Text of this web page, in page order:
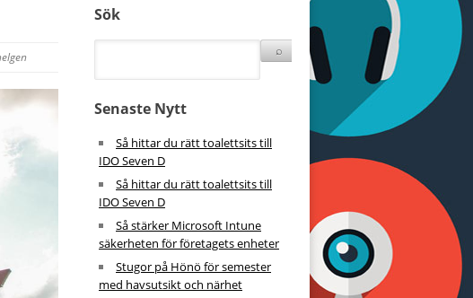
Sök
Senaste Nytt
Så hittar du rätt toalettsits till
IDO Seven D
Så hittar du rätt toalettsits till
IDO Seven D
Så stärker Microsoft Intune
säkerheten för företagets enheter
Stugor på Hönö för semester
med havsutsikt och närhet